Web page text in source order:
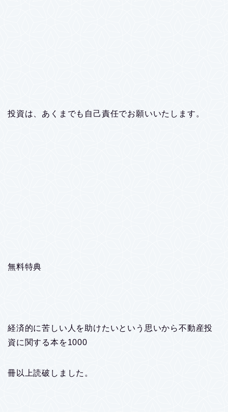
投資は、あくまでも自己責任でお願いいたします。
無料特典
経済的に苦しい人を助けたいという思いから不動産投
資に関する本を1000
冊以上読破しました。